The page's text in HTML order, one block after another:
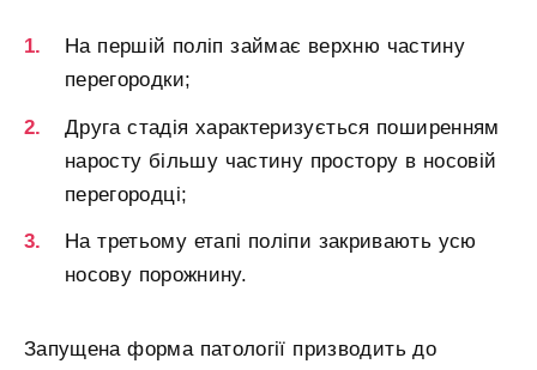
На першій поліп займає верхню частину
перегородки;
Друга стадія характеризується поширенням
наросту більшу частину простору в носовій
перегородці;
На третьому етапі поліпи закривають усю
носову порожнину.
Запущена форма патології призводить до